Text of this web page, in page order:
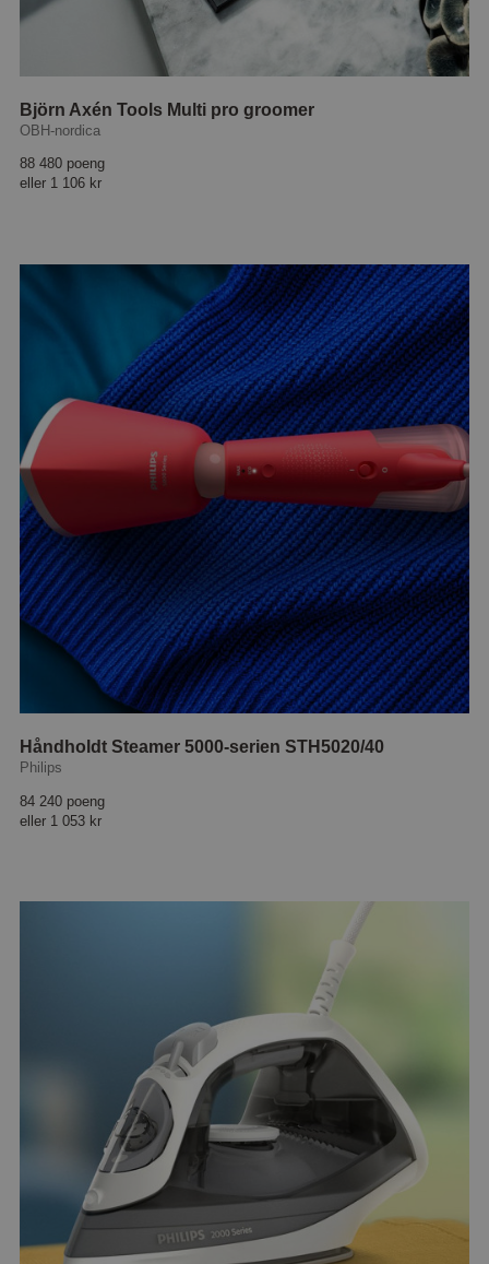
Björn Axén Tools Multi pro groomer
OBH-nordica
88 480 poeng
eller 1 106 kr
Håndholdt Steamer 5000-serien STH5020/40
Philips
84 240 poeng
eller 1 053 kr